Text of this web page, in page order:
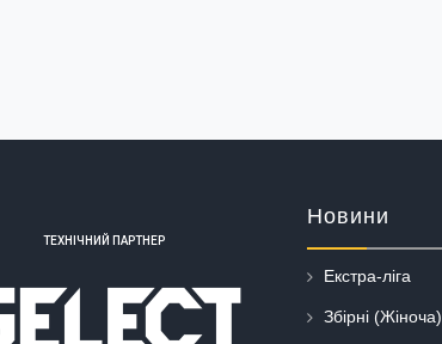
ТЕХНІЧНИЙ ПАРТНЕР
Новини
Екстра-ліга
Збірні (Жіноча)